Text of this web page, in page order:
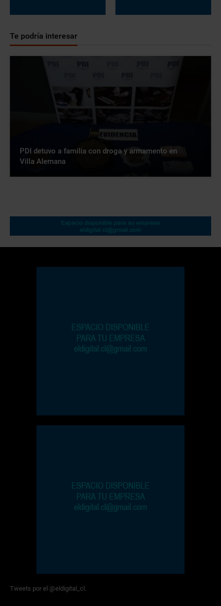
Te podría interesar
PDI detuvo a familia con droga y armamento en
Villa Alemana
Tweets por el @eldigital_cl.